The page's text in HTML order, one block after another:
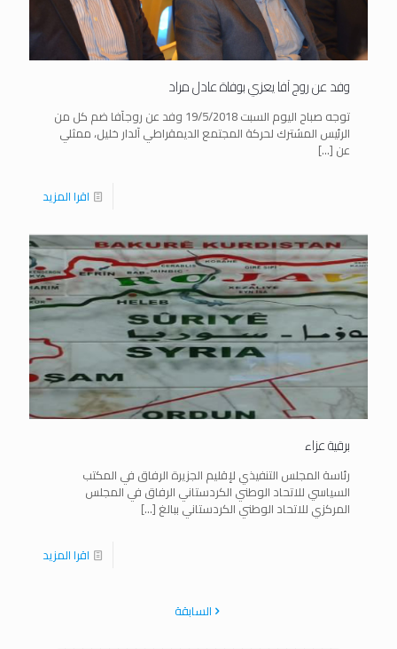
وفد عن روج آفا يعزي بوفاة عادل مراد
توجه صباح اليوم السبت 19/5/2018 وفد عن روجآفا ضم كل من
الرئيس المشترك لحركة المجتمع الديمقراطي آلدار خليل، ممثلي
عن […]
اقرا المزيد
برقية عزاء
رئاسة المجلس التنفيذي لإقليم الجزيرة الرفاق في المكتب
السياسي للاتحاد الوطني الكردستاني الرفاق في المجلس
المركزي للاتحاد الوطني الكردستاني ببالغ […]
اقرا المزيد
السابقة